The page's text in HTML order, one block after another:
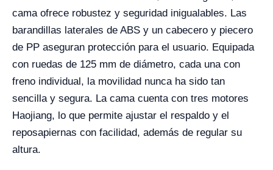
cama ofrece robustez y seguridad inigualables. Las
barandillas laterales de ABS y un cabecero y piecero
de PP aseguran protección para el usuario. Equipada
con ruedas de 125 mm de diámetro, cada una con
freno individual, la movilidad nunca ha sido tan
sencilla y segura. La cama cuenta con tres motores
Haojiang, lo que permite ajustar el respaldo y el
reposapiernas con facilidad, además de regular su
altura.